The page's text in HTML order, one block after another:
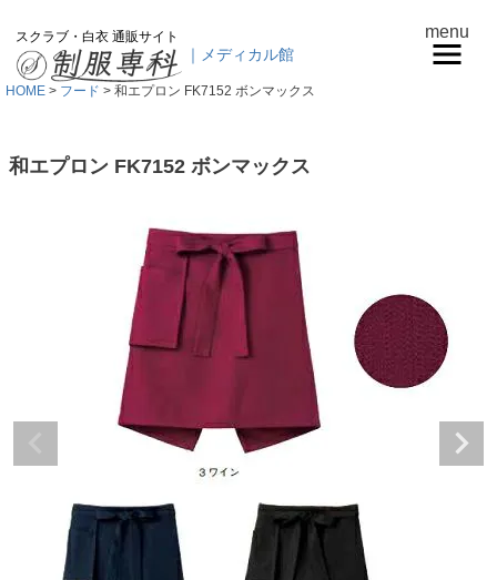
スクラブ・白衣 通販サイト
｜メディカル館
menu
HOME フード 和エプロン FK7152 ボンマックス
和エプロン FK7152 ボンマックス